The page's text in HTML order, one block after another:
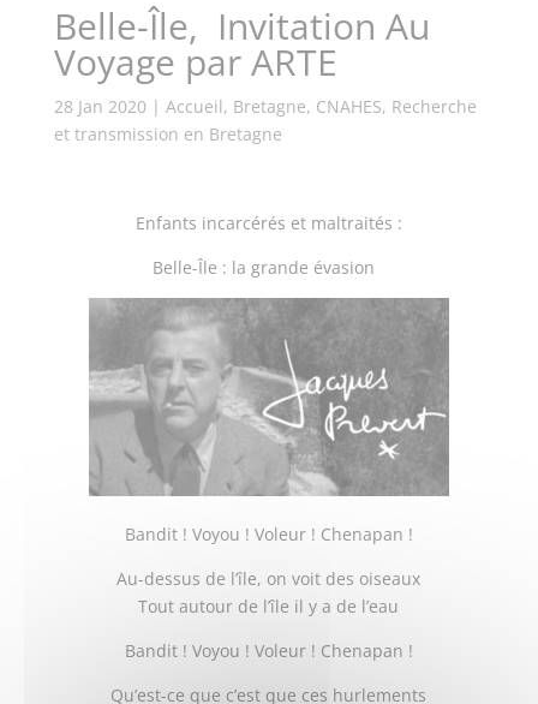
Belle-Île, Invitation Au
Voyage par ARTE
28 Jan 2020 | Accueil, Bretagne, CNAHES, Recherche
et transmission en Bretagne
Enfants incarcérés et maltraités :
Belle-Île : la grande évasion
Bandit ! Voyou ! Voleur ! Chenapan !
Au-dessus de l’île, on voit des oiseaux
Tout autour de l’île il y a de l’eau
Bandit ! Voyou ! Voleur ! Chenapan !
Qu’est-ce que c’est que ces hurlements